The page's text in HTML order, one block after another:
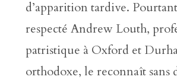
d’apparition tardive.
respecté Andrew Louth,
patristique à Oxford et
orthodoxe, le reconnaît sans